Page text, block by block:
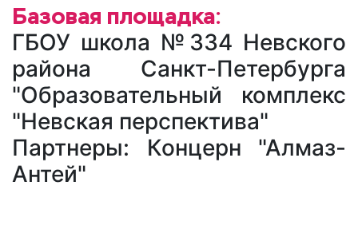
Базовая площадка:
ГБОУ школа №334 Невского
района Санкт-Петербурга
"Образовательный комплекс
"Невская перспектива"
Партнеры: Концерн "Алмаз-
Антей"